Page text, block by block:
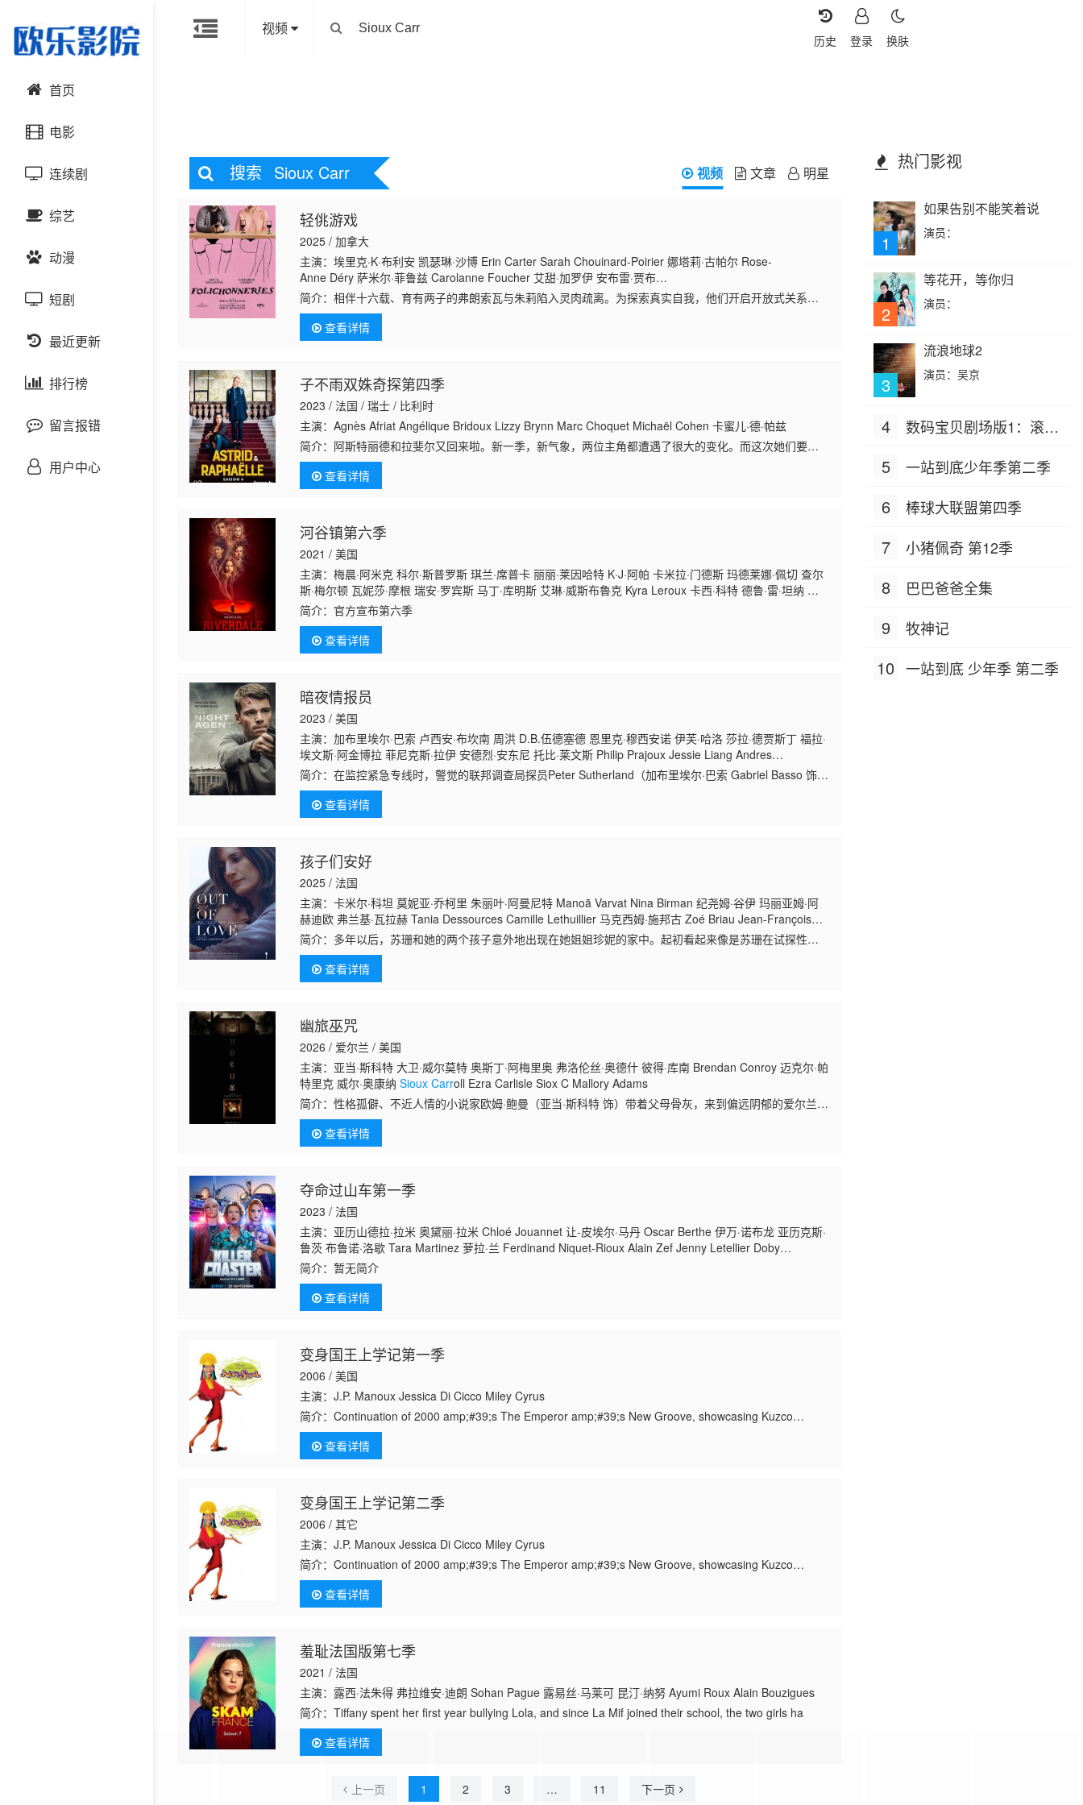
视频
换肤
登录
历史
首页
电影
动作片
喜剧片
爱情片
科幻片
恐怖片
剧情片
战争片
悬疑片
连续剧
国产剧
港台剧
日韩剧
欧美剧
泰国剧
综艺
大陆综艺
日韩综艺
港台综艺
欧美综艺
动漫
国产动漫
日韩动漫
欧美动漫
短剧
最近更新
排行榜
留言报错
用户中心
搜索 Sioux Carr 视频 文章 明星
轻佻游戏
2025 / 加拿大
主演：埃里克·K·布利安 凯瑟琳·沙博 Erin Carter Sarah Chouinard-Poirier 娜塔莉·古帕尔 Rose-
Anne Déry 萨米尔·菲鲁兹 Carolanne Foucher 艾甜·加罗伊 安布雷·贾布
兰 Fayolle Jean Jr. Nicolas Krief Jacques L'Heureux ève Landry 朱莉·勒布勒东 阿加莎·勒
杜 Simone Ledoux 索菲·勒图讷尔 弗罗伦斯·布莱恩 Antonin Mousseau-Rivard
简介：相伴十六载、育有两子的弗朗索瓦与朱莉陷入灵肉疏离。为探索真实自我，他们开启开放式关系，
纵身情欲迷局……然世事岂能尽如人意？
查看详情
子不雨双姝奇探第四季
2023 / 法国 / 瑞士 / 比利时
主演：Agnès Afriat Angélique Bridoux Lizzy Brynn Marc Choquet Michaël Cohen 卡蜜儿·德·帕兹
简介： 阿斯特丽德和拉斐尔又回来啦。新一季，新气象，两位主角都遭遇了很大的变化。而这次她们要先
携手侦破一桩谋杀及盗窃案。为什么酒店安保系统突然失控？谁是幕后黑手？这背后还隐藏着什么秘密？
查看详情
河谷镇第六季
2021 / 美国
主演：梅晨·阿米克 科尔·斯普罗斯 琪兰·席普卡 丽丽·莱因哈特 K·J·阿帕 卡米拉·门德斯 玛德莱娜·佩切 查尔
斯·梅尔顿 瓦妮莎·摩根 瑞安·罗宾斯 马丁·库明斯 艾琳·威斯布魯克 Kyra Leroux 卡西·科特 德鲁·雷·坦纳 阿
尔文·桑德斯
简介： 官方宣布第六季
查看详情
暗夜情报员
2023 / 美国
主演：加布里埃尔·巴索 卢西安·布坎南 周洪 D.B.伍德塞德 恩里克·穆西安诺 伊芙·哈洛 莎拉·德贾斯丁 福拉·
埃文斯·阿金博拉 菲尼克斯·拉伊 安德烈·安东尼 托比·莱文斯 Philip Prajoux Jessie Liang Andres
Collantes 库蒂斯·伦姆 Alex Rose 理查德·哈蒙 罗纳德·帕特里克·汤普森 卡瑞·玛切特 西蒙娜·凯塞尔 马基安·
塔拉修克 丽贝卡·斯塔巴 格雷斯顿·霍尔特 斯蒂芬·阿德科鲁 杰西·弗雷泽 塞巴斯蒂安·罗伯特斯 杰森·德里恩
简介：在监控紧急专线时，警觉的联邦调查局探员Peter Sutherland（加布里埃尔·巴索 Gabriel Basso 饰）
接听了一通电话，结果被卷入一桩牵涉白宫内奸的致命阴谋。
查看详情
孩子们安好
2025 / 法国
主演：卡米尔·科坦 莫妮亚·乔柯里 朱丽叶·阿曼尼特 Manoã Varvat Nina Birman 纪尧姆·谷伊 玛丽亚姆·阿
赫迪欧 弗兰基·瓦拉赫 Tania Dessources Camille Lethuillier 马克西姆·施邦古 Zoé Briau Jean-François
Hoche Pauline Roux 阿丽亚娜·纳齐里 Zakariya Gouram Anna-Marie Filippi Zbigniew Jankowski William
Louis Jean-René Stani
简介： 多年以后，苏珊和她的两个孩子意外地出现在她姐姐珍妮的家中。起初看起来像是苏珊在试探性地
试图重新与姐姐建立关系。但随着晨光的出现，这种幻觉破灭了：苏珊消失了……内森·安布罗西奥尼的这
部亲密电影，描绘了一
查看详情
幽旅巫咒
2026 / 爱尔兰 / 美国
主演：亚当·斯科特 大卫·威尔莫特 奥斯丁·阿梅里奥 弗洛伦丝·奥德什 彼得·库南 Brendan Conroy 迈克尔·帕
特里克 威尔·奥康纳Sioux Carroll Ezra Carlisle Siox C Mallory Adams
简介：性格孤僻、不近人情的小说家欧姆·鲍曼（亚当·斯科特 饰）带着父母骨灰，来到偏远阴郁的爱尔兰乡
间，重返父母曾经最幸福的地方。他入住父母当年度蜜月的古老旅馆，却被旅馆员工告知，这间旅馆流传
着一则禁忌传说，
查看详情
夺命过山车第一季
2023 / 法国
主演：亚历山德拉·拉米 奥黛丽·拉米 Chloé Jouannet 让-皮埃尔·马丹 Oscar Berthe 伊万·诺布龙 亚历克斯·
鲁茨 布鲁诺·洛歇 Tara Martinez 萝拉·兰 Ferdinand Niquet-Rioux Alain Zef Jenny Letellier Doby
Broda Grégory Nardela 伊琳娜·穆雷勒 让-克洛德·鲍德拉科 Selim Karrouchi 多米尼克·皮侬 Jérémie
Dethelot
简介：暂无简介
查看详情
变身国王上学记第一季
2006 / 美国
主演：J.P. Manoux Jessica Di Cicco Miley Cyrus
简介：Continuation of 2000 amp;#39;s The Emperor amp;#39;s New Groove, showcasing Kuzco
amp;#39;s attempts to gradua
查看详情
变身国王上学记第二季
2006 / 其它
主演：J.P. Manoux Jessica Di Cicco Miley Cyrus
简介：Continuation of 2000 amp;#39;s The Emperor amp;#39;s New Groove, showcasing Kuzco
amp;#39;s attempts to gradua
查看详情
羞耻法国版第七季
2021 / 法国
主演：露西·法朱得 弗拉维安·迪朗 Sohan Pague 露易丝·马莱可 昆汀·纳努 Ayumi Roux Alain Bouzigues
简介：Tiffany spent her first year bullying Lola, and since La Mif joined their school, the two girls ha
查看详情
上一页 1 2 3 … 11 下一页
热门影视
1
如果告别不能笑着说
演员：
2
等花开，等你归
演员：
3
流浪地球2
演员：吴京
4
数码宝贝剧场版1：滚球
5 一站到底少年季第二季
6 棒球大联盟第四季
7 小猪佩奇 第12季
8 巴巴爸爸全集
9 牧神记
10 一站到底 少年季 第二季